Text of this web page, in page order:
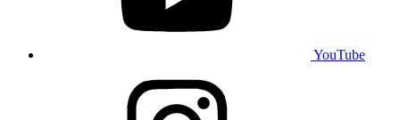
YouTube